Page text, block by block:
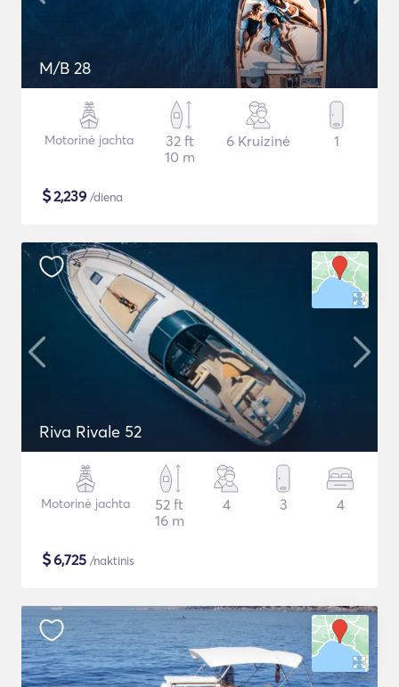
M/B 28
Motorinė jachta
32 ft
10 m
6 Kruizinė 1
$2,239 /diena
Riva Rivale 52
Motorinė jachta
52 ft
16 m
4 3 4
$6,725 /naktinis